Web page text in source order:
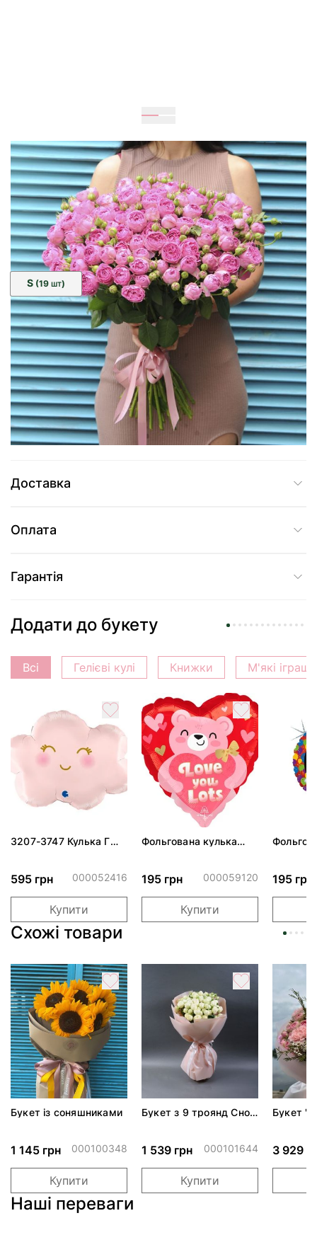
Очікується
60см 40см
Розмір:
S (19 ШТ)
3 235 грн
Додати до кошика
Купити в один клік
Доставка
Оплата
Гарантія
Додати до букету
Всі Гелієві кулі Книжки М'які
3207-3747 Кулька Г
595 грн 000052416
Купити
Фольгована кулька
195 грн 000059120
Купити
195 грн
Схожі товари
Букет із соняшниками
1 145 грн 000100348
Купити
Букет з 9 троянд Сноу
1 539 грн 000101644
Купити
Букет
3 929
Наші переваги